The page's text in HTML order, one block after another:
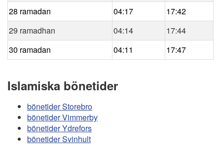
28 ramadan
04:17
17:42
29 ramadhan
04:14
17:44
30 ramadan
04:11 17:47
Islamiska bönetider
bönetider Storebro
bönetider Vimmerby
bönetider Ydrefors
bönetider Svinhult